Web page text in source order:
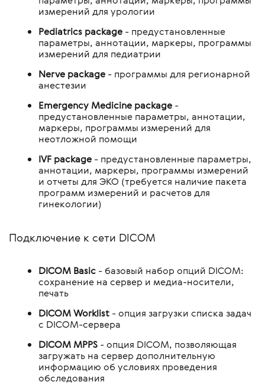
измерений для урологии
Pediatrics package - предустановленные
параметры, аннотации, маркеры, программы
измерений для педиатрии
Nerve package - программы для регионарной
анестезии
Emergency Medicine package -
предустановленные параметры, аннотации,
маркеры, программы измерений для
неотложной помощи
IVF package - предустановленные параметры,
аннотации, маркеры, программы измерений
и отчеты для ЭКО (требуется наличие пакета
программ измерений и расчетов для
гинекологии)
Подключение к сети DICOM
DICOM Basic - базовый набор опций DICOM:
сохранение на сервер и медиа-носители,
печать
DICOM Worklist - опция загрузки списка задач
с DICOM-сервера
DICOM MPPS - опция DICOM, позволяющая
загружать на сервер дополнительную
информацию об условиях проведения
обследования